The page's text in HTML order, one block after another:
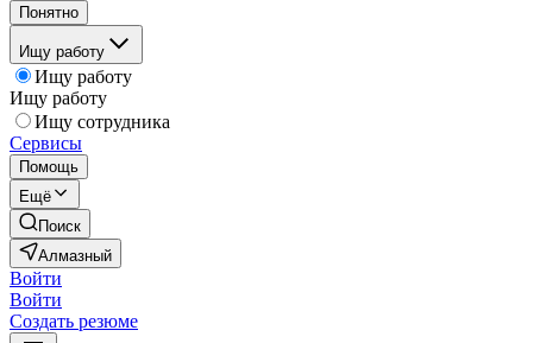
Понятно
Ищу работу
Ищу работу
Ищу работу
Ищу сотрудника
Сервисы
Помощь
Ещё
Поиск
Алмазный
Войти
Войти
Создать резюме